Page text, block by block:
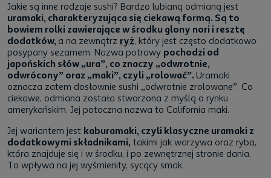
Jakie są inne rodzaje sushi? Bardzo lubianą odmianą jest
uramaki, charakteryzująca się ciekawą formą. Są to
bowiem rolki zawierające w środku glony nori i resztę
dodatków, a na zewnątrz ryż, który jest często dodatkowo
posypany sezamem. Nazwa potrawy pochodzi od
japońskich słów „ura”, co znaczy „odwrotnie,
odwrócony” oraz „maki”, czyli „rolować”. Uramaki
oznacza zatem dosłownie sushi „odwrotnie zrolowane”. Co
ciekawe, odmiana została stworzona z myślą o rynku
amerykańskim. Jej potoczna nazwa to California maki.
Jej wariantem jest kaburamaki, czyli klasyczne uramaki z
dodatkowymi składnikami, takimi jak warzywa oraz ryba,
która znajduje się i w środku, i po zewnętrznej stronie dania.
To wpływa na jej wyśmienity, sycący smak.